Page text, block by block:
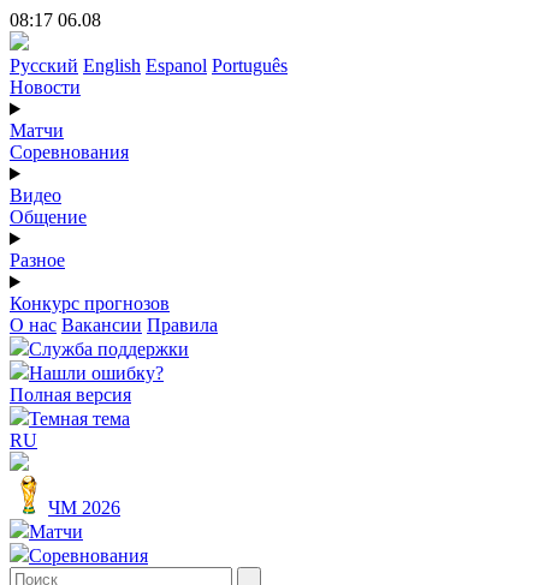
08:17 06.08
Русский English Espanol Português
Новости
Матчи
Соревнования
Видео
Общение
Разное
Конкурс прогнозов
О нас Вакансии Правила
Служба поддержки
Нашли ошибку?
Полная версия
Темная тема
RU
ЧМ 2026
Матчи
Соревнования